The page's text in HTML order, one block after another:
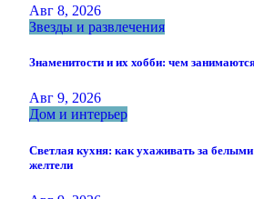
Авг 8, 2026
Звезды и развлечения
Знаменитости и их хобби: чем
Авг 9, 2026
Дом и интерьер
Светлая кухня: как ухаживать за
желтели